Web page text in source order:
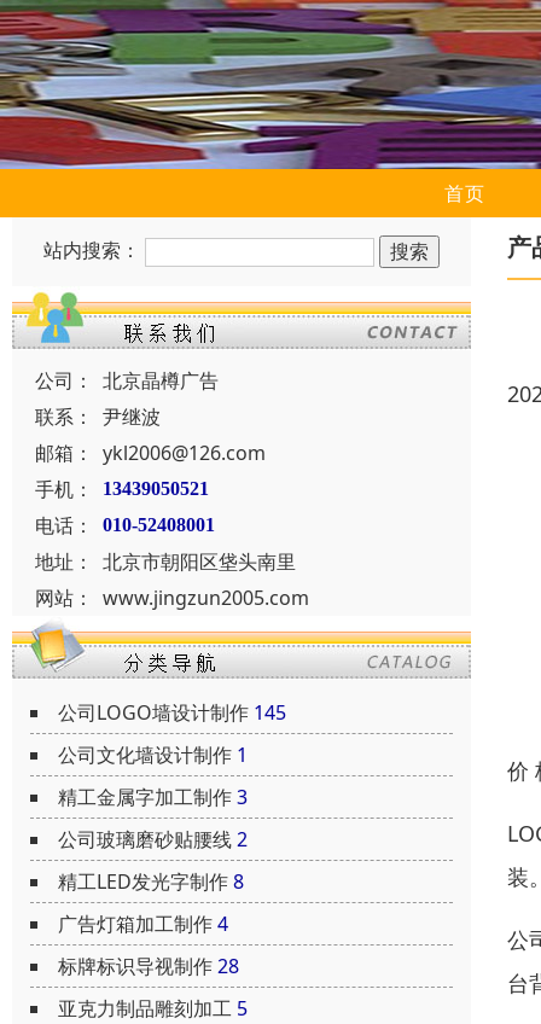
首页
站内搜索：
公司：
北京晶樽广告
联系：
尹继波
邮箱：
ykl2006@126.com
手机：
13439050521
电话： 010-52408001
地址：
北京市朝阳区垡头南里
网站：
www.jingzun2005.com
公司LOGO墙设计制作 145
公司文化墙设计制作 1
精工金属字加工制作3
公司玻璃磨砂贴腰线2
精工LED发光字制作8
广告灯箱加工制作4
标牌标识导视制作28
亚克力制品雕刻加工 5
产
价
装
公
台